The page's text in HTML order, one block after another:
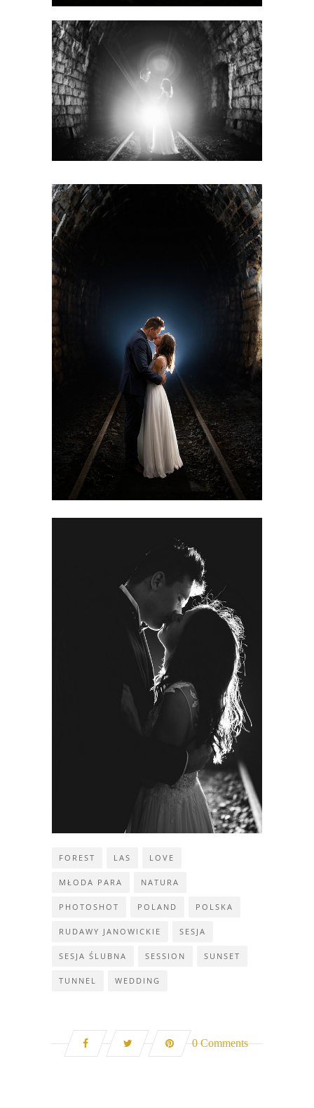
FOREST LAS LOVE
MŁODA PARA NATURA
PHOTOSHOT POLAND POLSKA
RUDAWY JANOWICKIE SESJA
SESJA ŚLUBNA SESSION SUNSET
TUNNEL WEDDING
0 Comments